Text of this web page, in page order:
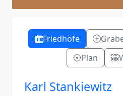
Friedhöfe
Plan
Karl Stankiewitz